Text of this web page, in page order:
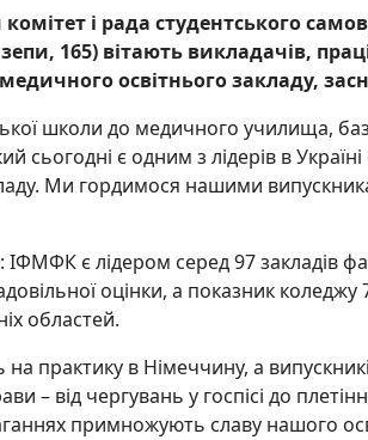
і рада студентського
165) вітають викладачів,
освітнього закладу,
школи до медичного училища,
є одним з лідерів в
Ми гордимося нашими
є лідером серед 97 закладів
оцінки, а показник
областей.
практику в Німеччину, а
– від чергувань у госпісі до
примножують славу нашого